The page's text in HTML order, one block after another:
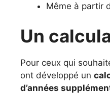
Même à partir
Un
Pour ceux qui
ont développé un
d’années